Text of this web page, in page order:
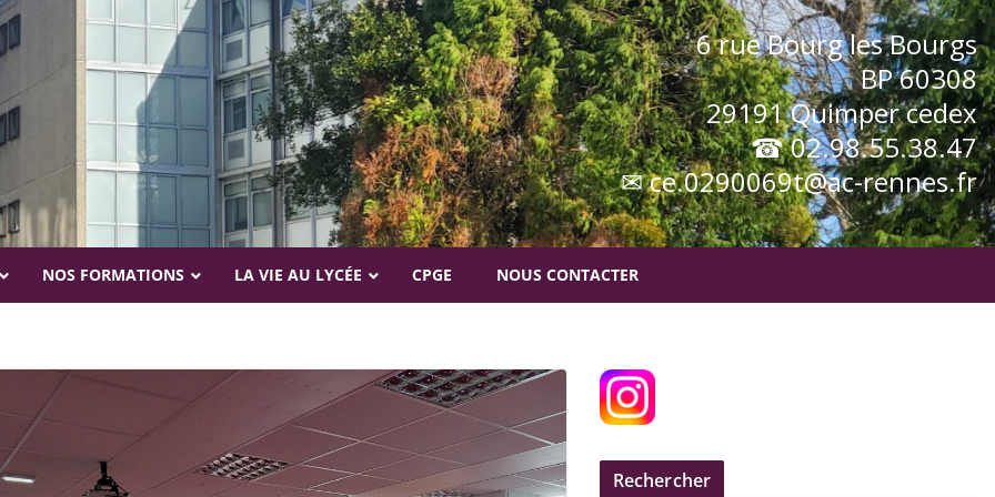
6 rue Bourg les Bourgs
BP 60308
29191 Quimper cedex
☎ 02.98.55.38.47
✉ ce.0290069t@ac-rennes.fr
NOS FORMATIONS LA VIE AU LYCÉE
Orientation Infirmerie
CPGE NOUS CONTACTER
Rechercher